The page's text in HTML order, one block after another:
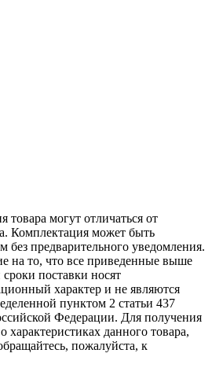
могут отличаться от
Комплектация может быть
без предварительного уведомления.
на то, что все приведенные выше
поставки носят
характер и не являются
пунктом 2 статьи 437
Федерации. Для получения
данного товара,
пожалуйста, к